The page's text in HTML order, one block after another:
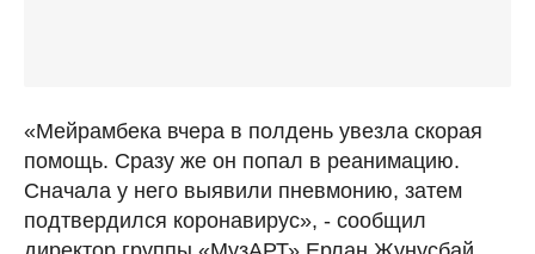
«Мейрамбека вчера в полдень увезла скорая
помощь. Сразу же он попал в реанимацию.
Сначала у него выявили пневмонию, затем
подтвердился коронавирус», - сообщил